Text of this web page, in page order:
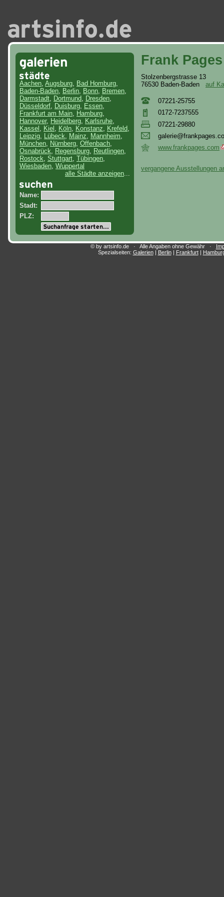
Aachen, Augsburg, Bad Homburg,
Baden-Baden, Berlin, Bonn, Bremen,
Darmstadt, Dortmund, Dresden,
Düsseldorf, Duisburg, Essen,
Frankfurt am Main, Hamburg,
Hannover, Heidelberg, Karlsruhe,
Kassel , Kiel , Köln, Konstanz, Krefeld,
Leipzig, Lübeck, Mainz, Mannheim,
München, Nürnberg, Offenbach,
Osnabrück, Regensburg, Reutlingen,
Rostock, Stuttgart, Tübingen,
Wiesbaden, Wuppertal
alle Städte anzeigen...
Name:
Stadt:
PLZ:
Frank
Stolzenbergstrasse 13
76530 Baden-Baden auf
07221-25755
0172-7237555
07221-29880
galerie@frankpages.co
www.frankpages.com
vergangene Ausstellungen
© by artsinfo.de · Alle Angaben ohne Gewähr ·
Spezialseiten: Galerien| Berlin| Frankfurt|